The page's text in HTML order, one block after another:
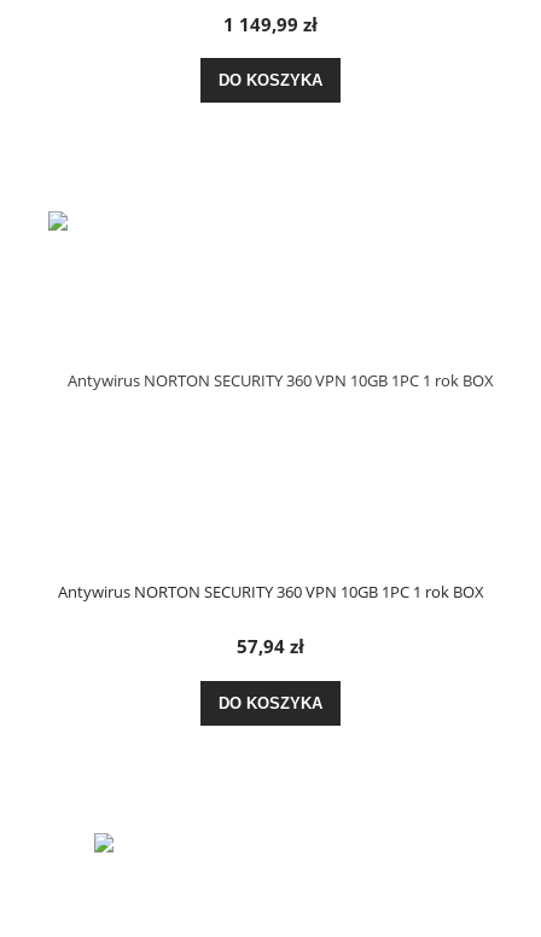
1 149,99 zł
DO KOSZYKA
Antywirus NORTON SECURITY 360 VPN 10GB 1PC 1 rok BOX
57,94 zł
DO KOSZYKA